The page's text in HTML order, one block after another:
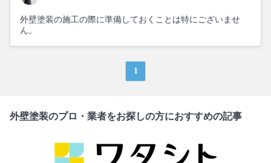
外壁塗装の施工の際に準備しておくことは特にございませ
ん。
1
外壁塗装のプロ・業者をお探しの方におすすめの記事